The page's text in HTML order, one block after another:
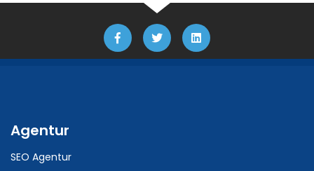
Agentur
SEO Agentur